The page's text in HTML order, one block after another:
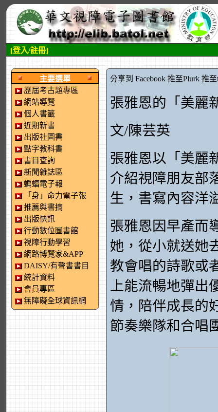
[登入/註冊]
主要選單
歷屆考古題專區
網站導覽
個人書籤
近期新書
出版社圖書
點字教科書
書目查詢
新聞雜誌區
蝙蝠電子報
「身」命力電子報
推薦與書摘
出版快訊
行動數位圖書館
視障行動學習
網路博覽家&APP
DAISY/有聲書書目
統計資料
會員專區
無障礙全球資訊網
分享到 Facebook 推至Plurk 推
張雅恩的「美麗
文/陳芸英
張雅恩以「美麗
介紹視障朋友部
生，書寫內容洋
張雅恩因早產而
她，從小就送她
教會唱的詩歌或
上能流暢地彈出
情，陪伴成長的
節奏樂隊和合唱